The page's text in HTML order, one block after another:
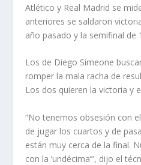
Atlético y Real Madrid se
anteriores se saldaron
año pasado y la semifinal de
Los de Diego Simeone
romper la mala racha de
Los dos quieren la victoria y
“No tenemos obsesión con
de jugar los cuartos y de
están muy cerca de la final.
con la ‘undécima’”, dijo el